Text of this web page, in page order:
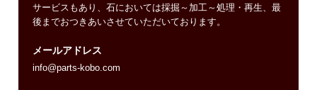
サービスもあり、石においては採掘～加工～処理・再生、最
後までおつきあいさせていただいております。
メールアドレス
info@parts-kobo.com